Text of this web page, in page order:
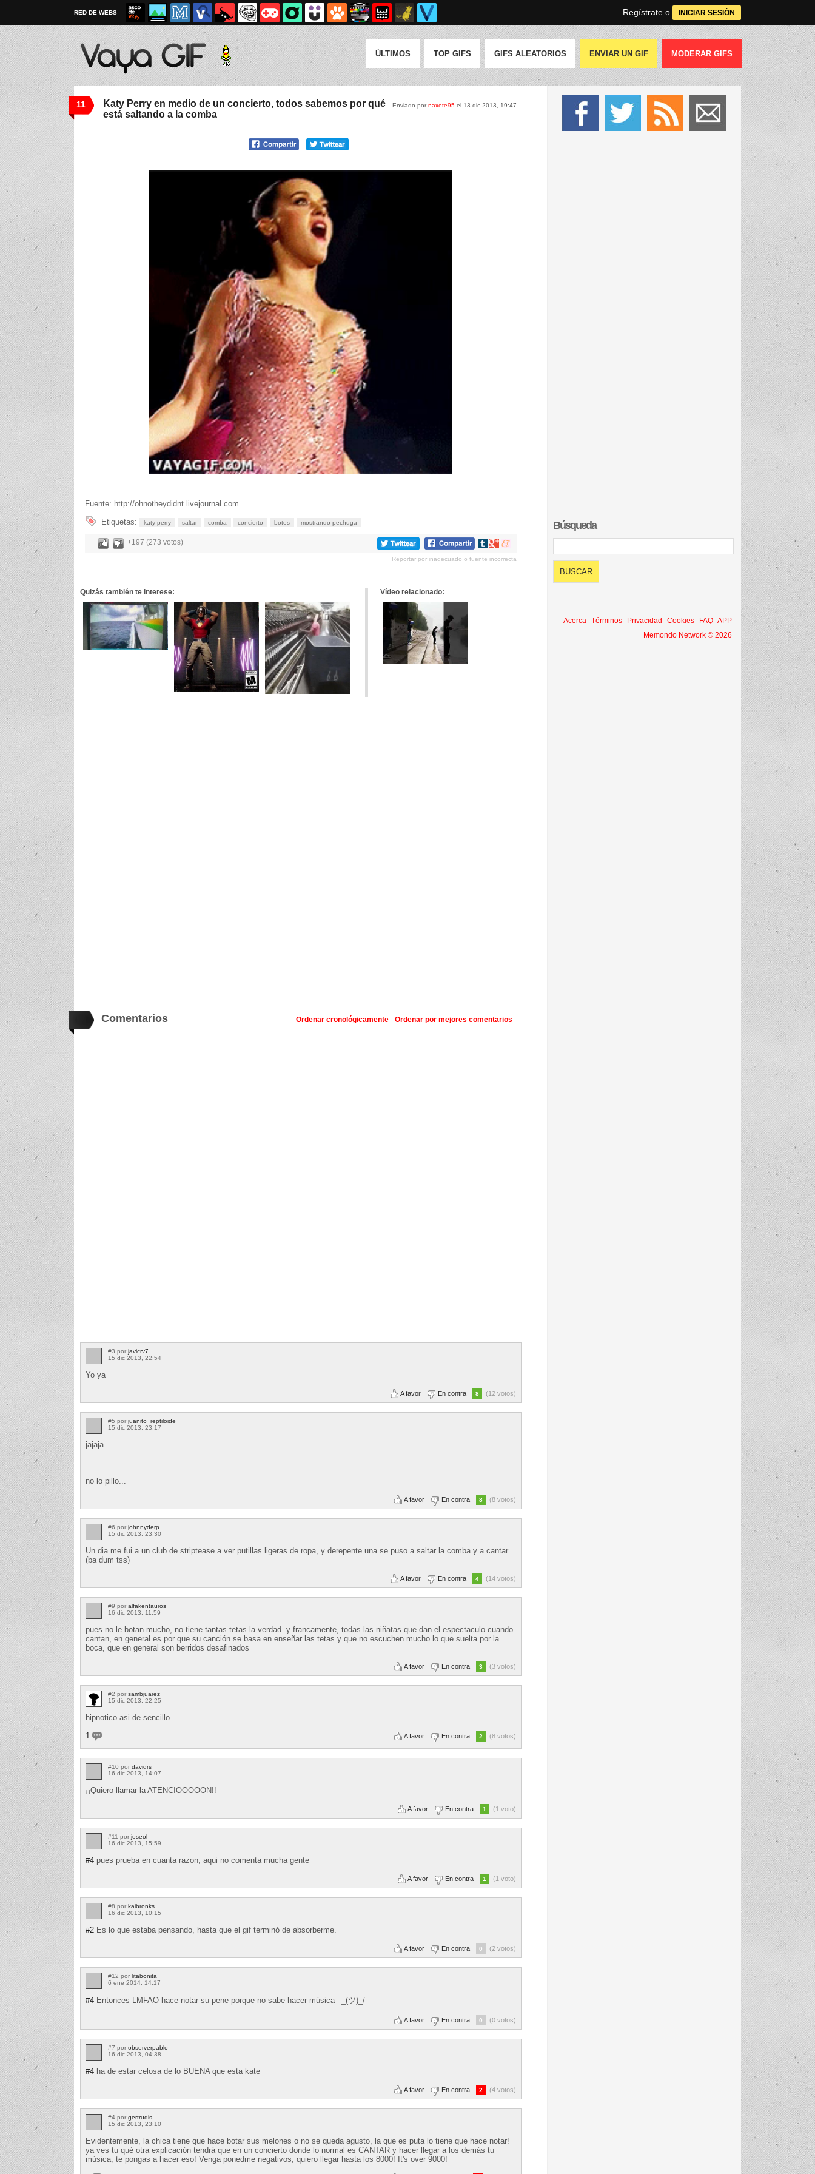
RED DE WEBS Regístrate o INICIAR SESIÓN
ÚLTIMOS TOP GIFS GIFS ALEATORIOS ENVIAR UN GIF MODERAR GIFS
11 Enviado pornaxete95 el 13 dic 2013, 19:47
Katy Perry en medio de un concierto, todos sabemos por qué
está saltando a la comba
Fuente: http://ohnotheydidnt.livejournal.com
Etiquetas:
katy perry saltar comba concierto botes mostrando pechuga
+197 (273 votos)
Compartir
tumblr
Compartir
Google+
Compartir
meneame
Reportar por inadecuado o fuente incorrecta
Quizás también te interese: Vídeo relacionado:
Comentarios Ordenar por mejores comentarios
Ordenar cronológicamente
#3 por javicrv7
15 dic 2013, 22:54
Yo ya
A favor En contra 8 (12 votos)
#5 por juanito_reptiloide
15 dic 2013, 23:17
jajaja..
no lo pillo...
A favor En contra 8 (8 votos)
#6 por johnnyderp
15 dic 2013, 23:30
Un dia me fui a un club de striptease a ver putillas ligeras de ropa, y derepente una se puso a saltar la comba y a cantar
(ba dum tss)
A favor En contra 4 (14 votos)
#9 por alfakentauros
16 dic 2013, 11:59
pues no le botan mucho, no tiene tantas tetas la verdad. y francamente, todas las niñatas que dan el espectaculo cuando
cantan, en general es por que su canción se basa en enseñar las tetas y que no escuchen mucho lo que suelta por la
boca, que en general son berridos desafinados
A favor En contra 3 (3 votos)
#2 por sambjuarez
15 dic 2013, 22:25
hipnotico asi de sencillo
1
A favor En contra 2 (8 votos)
#10 por davidrs
16 dic 2013, 14:07
¡¡Quiero llamar la ATENCIOOOOON!!
A favor En contra 1 (1 voto)
#11 por joseol
16 dic 2013, 15:59
#4 pues prueba en cuanta razon, aqui no comenta mucha gente
A favor En contra 1 (1 voto)
#8 por kaibronks
16 dic 2013, 10:15
#2 Es lo que estaba pensando, hasta que el gif terminó de absorberme.
A favor En contra 0 (2 votos)
#12 por litabonita
6 ene 2014, 14:17
#4 Entonces LMFAO hace notar su pene porque no sabe hacer música ¯_(ツ)_/¯
A favor En contra 0 (0 votos)
#7 por observerpablo
16 dic 2013, 04:38
#4 ha de estar celosa de lo BUENA que esta kate
A favor En contra 2 (4 votos)
#4 por gertrudis
15 dic 2013, 23:10
Evidentemente, la chica tiene que hace botar sus melones o no se queda agusto, la que es puta lo tiene que hace notar!
ya ves tu qué otra explicación tendrá que en un concierto donde lo normal es CANTAR y hacer llegar a los demás tu
música, te pongas a hacer eso! Venga ponedme negativos, quiero llegar hasta los 8000! It's over 9000!
Búsqueda
Acerca Términos Privacidad Cookies FAQ APP
Memondo Network © 2026